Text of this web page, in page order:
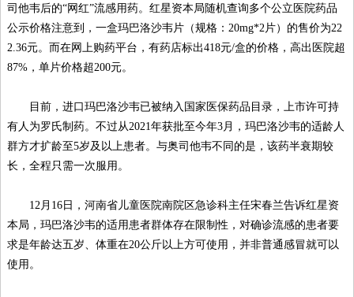
司他韦后的“网红”流感用药。红星资本局随机查询多个公立医院药品
公示价格注意到，一盒玛巴洛沙韦片（规格：20mg*2片）的售价为22
2.36元。而在网上购药平台，有药店标出418元/盒的价格，高出医院超
87%，单片价格超200元。
目前，进口玛巴洛沙韦已被纳入国家医保药品目录，上市许可持
有人为罗氏制药。不过从2021年获批至今年3月，玛巴洛沙韦的适龄人
群方才扩龄至5岁及以上患者。与奥司他韦不同的是，该药半衰期较
长，全程只需一次服用。
12月16日，河南省儿童医院南院区急诊科主任宋春兰告诉红星资
本局，玛巴洛沙韦的适用患者群体存在限制性，对确诊流感的患者要
求是年龄达五岁、体重在20公斤以上方可使用，并非普通感冒就可以
使用。